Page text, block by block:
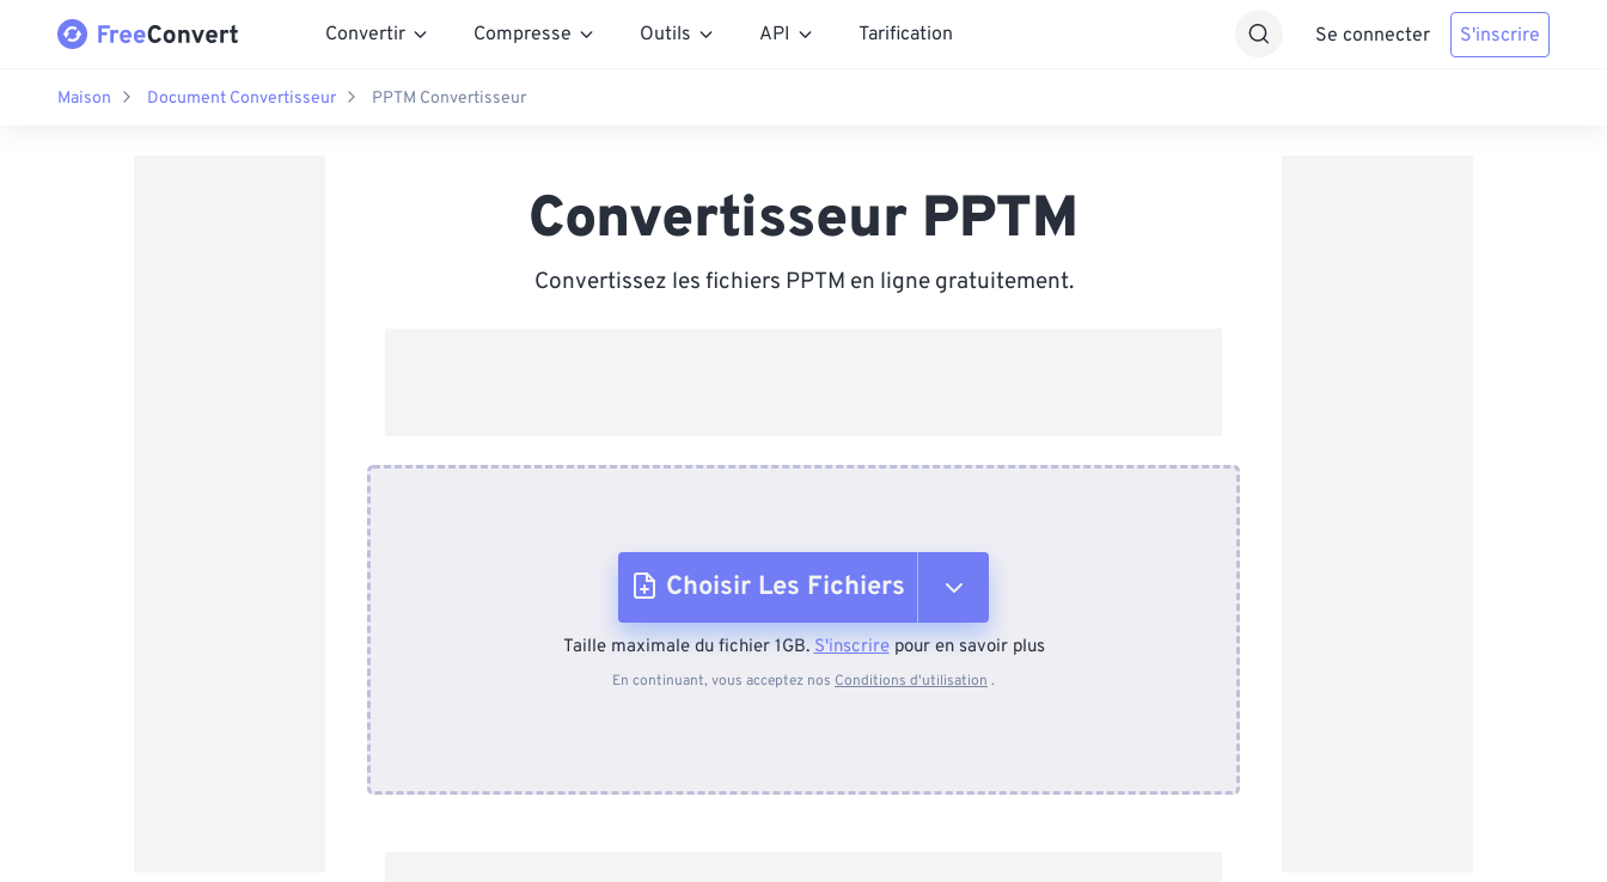
Convertir Compresse Outils API Tarification Se connecter S'inscrire
Maison Document Convertisseur PPTM Convertisseur
Convertisseur PPTM
Convertissez les fichiers PPTM en ligne gratuitement.
Choisir Les Fichiers
Depuis l'appareil
Taille maximale du fichier 1GB.S'inscrirepour en savoir plus
En continuant, vous acceptez nos Conditions d'utilisation .